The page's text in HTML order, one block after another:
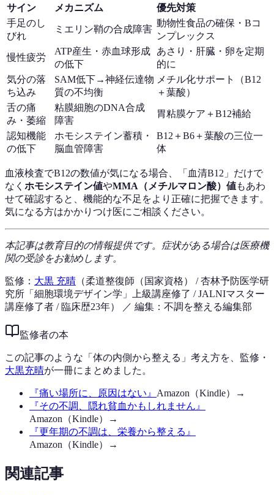
サイン メカニズム
優先対策
手足のし
びれ
ミエリン鞘の合成障害
動物性食品の確保・Bコ
ンプレックス
慢性疲労
ATP産生・赤血球形成
の低下
あさり・肝臓・卵を定期
的に
気分の落
ち込み
SAM低下→神経伝達物
質の不均衡
メチル化サポート（B12
＋葉酸）
舌の痛
み・萎縮
粘膜細胞のDNA合成
障害
胃粘膜ケア＋B12補給
認知機能
の低下
ホモシステイン蓄積・
脳血管障害
B12＋B6＋葉酸の三位一
体
血液検査でB12の数値が気になる場合、「血清B12」だけで
なく ホモシステイン値やMMA（メチルマロン酸）値もあわ
せて確認すると、機能的な不足をより正確に把握できます。
気になる方はかかりつけ医にご相談ください。
本記事は教育目的の情報提供です。症状がある場合は医療機
関の受診をお勧めします。
監修： 大黒 充晴 （柔道整復師（国家資格） / 杏林予防医学研
究所「細胞環境デザイン学」上級講座修了 / JALNIマスター
講座修了者 / 臨床歴23年）
／ 編集：不調を整える編集部
監修者の本
この記事のような「体の内側から整える」考え方を、監修・
大黒充晴が一冊にまとめました。
『痛い場所に、原因はない 』 Amazon（Kindle）→
『その不調、隠れ貧血かもしれません 』
Amazon（Kindle）→
『更年期の不調は、栄養から整える 』
Amazon（Kindle）→
関連記事